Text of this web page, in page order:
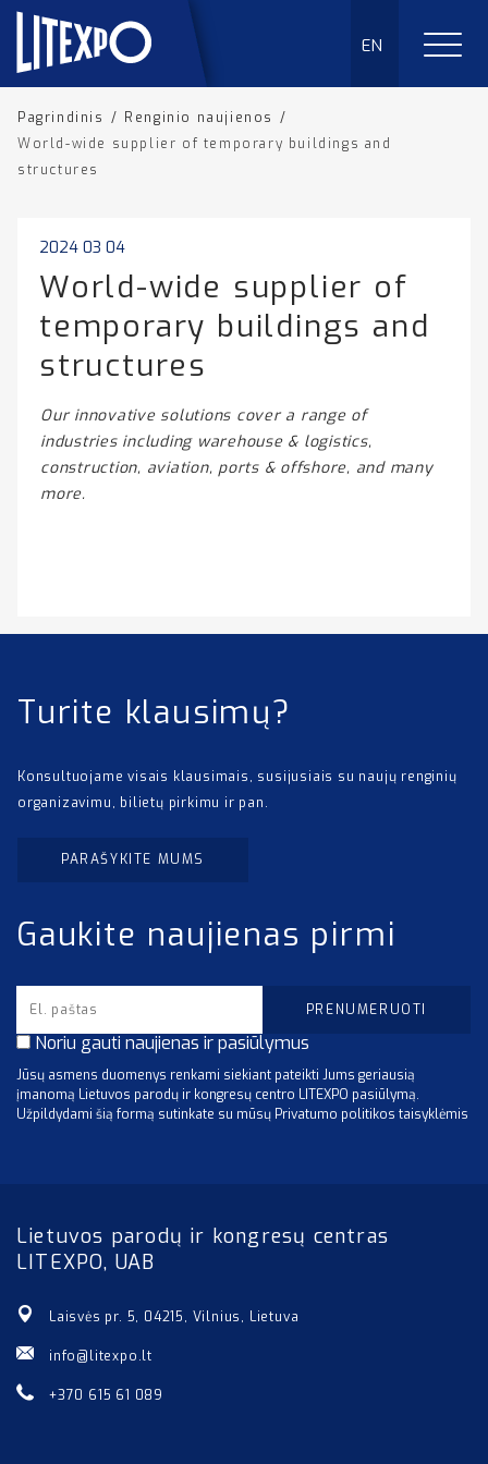
EN
Pagrindinis / Renginio naujienos /
World-wide supplier of temporary buildings and
structures
2024 03 04
World-wide supplier of
temporary buildings and
structures
Our innovative solutions cover a range of
industries including warehouse & logistics,
construction, aviation, ports & offshore, and many
more.
Turite klausimų?
Konsultuojame visais klausimais, susijusiais su naujų renginių
organizavimu, bilietų pirkimu ir pan.
PARAŠYKITE MUMS
Gaukite naujienas pirmi
Noriu gauti naujienas ir pasiūlymus
Jūsų asmens duomenys renkami siekiant pateikti Jums geriausią
įmanomą Lietuvos parodų ir kongresų centro LITEXPO pasiūlymą.
Užpildydami šią formą sutinkate su mūsų Privatumo politikos taisyklėmis
Lietuvos parodų ir kongresų centras
LITEXPO, UAB
Laisvės pr. 5, 04215, Vilnius, Lietuva
info@litexpo.lt
+370 615 61 089